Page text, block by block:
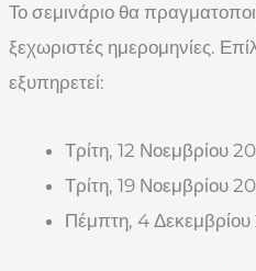
Το σεμινάριο θα
ξεχωριστές ημερομηνίες.
εξυπηρετεί:
Τρίτη, 12 Νοεμβρίου
Τρίτη, 19 Νοεμβρίου
Πέμπτη, 4